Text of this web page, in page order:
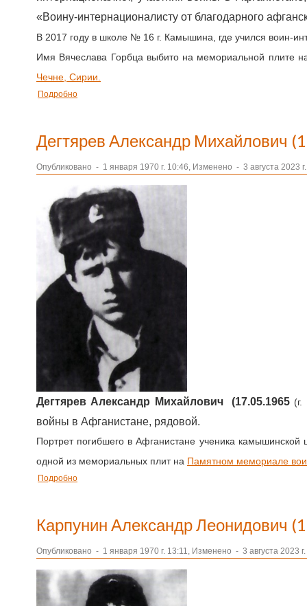
«Воину-интернационалисту от благодарного
В 2017 году в школе № 16 г. Камышина, где учился воин-
Имя Вячеслава Горбца выбито на мемориальной плите
Чечне, Сирии.
Подробно
Дегтярев Александр Михайлович
Опубликовано - 1 января 1970 г. 10:46, Изменено - 3 августа 2023
Дегтярев Александр Михайлович (17.05.1965
войны в Афганистане, рядовой.
Портрет погибшего в Афганистане ученика
одной из мемориальных плит на Памятном мемориале
Подробно
Карпунин Александр Леонидович
Опубликовано - 1 января 1970 г. 13:11, Изменено - 3 августа 2023